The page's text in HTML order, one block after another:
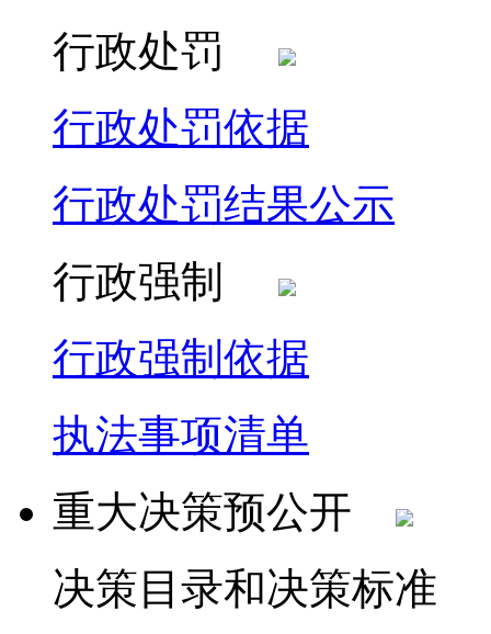
行政处罚
行政处罚依据
行政处罚结果公示
行政强制
行政强制依据
执法事项清单
重大决策预公开
决策目录和决策标准